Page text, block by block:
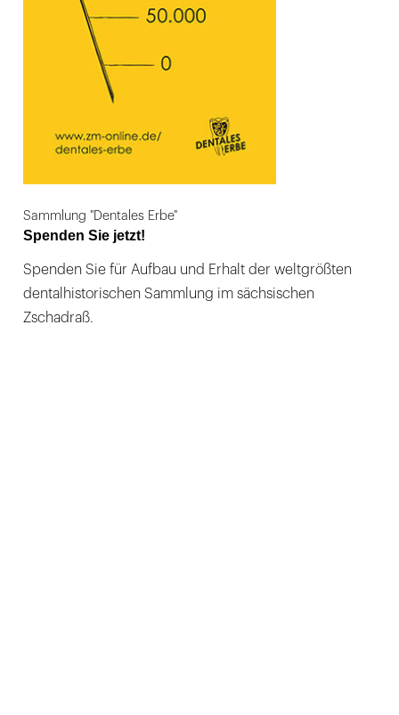
Sammlung "Dentales Erbe"
Spenden Sie jetzt!
Spenden Sie für Aufbau und Erhalt der weltgrößten
dentalhistorischen Sammlung im sächsischen
Zschadraß.